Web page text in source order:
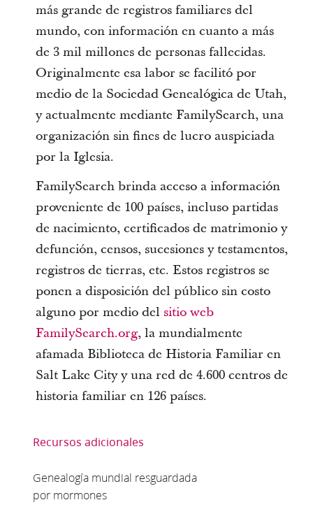
más grande de registros familiares del
mundo, con información en cuanto a más
de 3 mil millones de personas fallecidas.
Originalmente esa labor se facilitó por
medio de la Sociedad Genealógica de Utah,
y actualmente mediante FamilySearch, una
organización sin fines de lucro auspiciada
por la Iglesia.
FamilySearch brinda acceso a información
proveniente de 100 países, incluso partidas
de nacimiento, certificados de matrimonio y
defunción, censos, sucesiones y testamentos,
registros de tierras, etc. Estos registros se
ponen a disposición del público sin costo
alguno por medio del sitio web
FamilySearch.org, la mundialmente
afamada Biblioteca de Historia Familiar en
Salt Lake City y una red de 4.600 centros de
historia familiar en 126 países.
Recursos adicionales
Genealogía mundial resguardada
por mormones